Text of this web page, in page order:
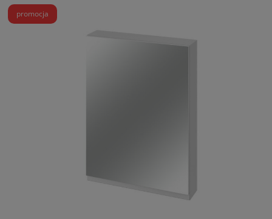
promocja